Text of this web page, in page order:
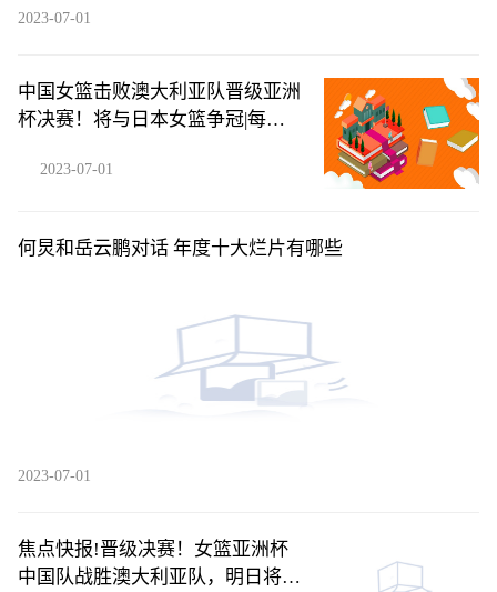
2023-07-01
中国女篮击败澳大利亚队晋级亚洲
杯决赛！将与日本女篮争冠|每日
2023-07-01
何炅和岳云鹏对话 年度十大烂片有哪些
2023-07-01
焦点快报!晋级决赛！女篮亚洲杯
中国队战胜澳大利亚队，明日将对